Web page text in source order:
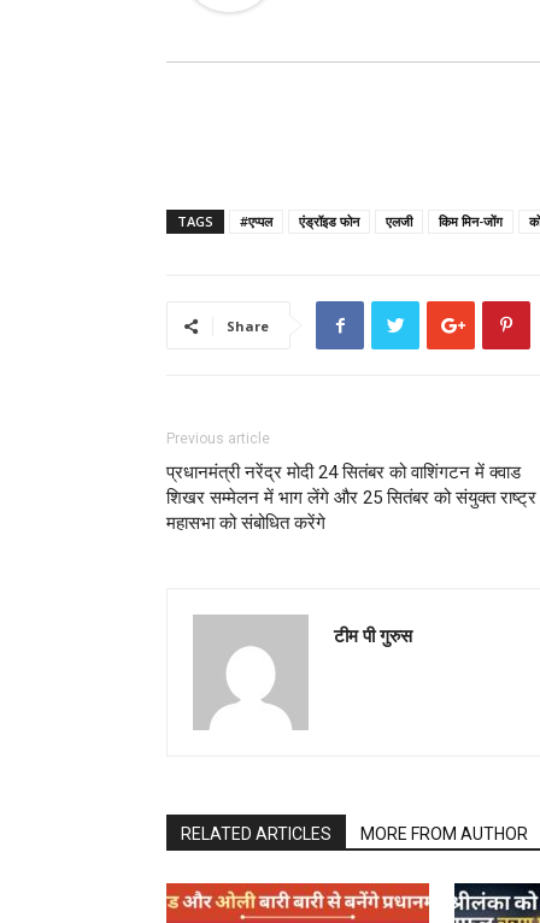
TAGS #एप्पल एंड्रॉइड फोन एलजी किम मिन-जोंग
Share
Previous article
प्रधानमंत्री नरेंद्र मोदी 24 सितंबर को वाशिंगटन में क्वाड
शिखर सम्मेलन में भाग लेंगे और 25 सितंबर को संयुक्त राष्ट्र
महासभा को संबोधित करेंगे
टीम पी गुरुस
RELATED ARTICLES MORE FROM AUTHOR